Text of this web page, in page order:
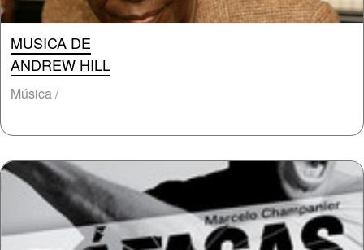
MUSICA DE
ANDREW HILL
Música /